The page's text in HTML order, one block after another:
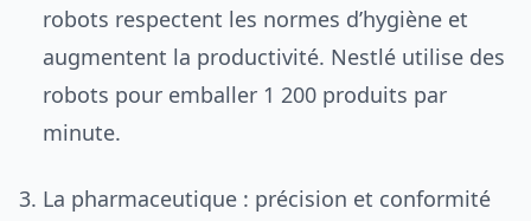
robots respectent les normes d’hygiène et
augmentent la productivité. Nestlé utilise des
robots pour emballer 1 200 produits par
minute.
La pharmaceutique : précision et conformité